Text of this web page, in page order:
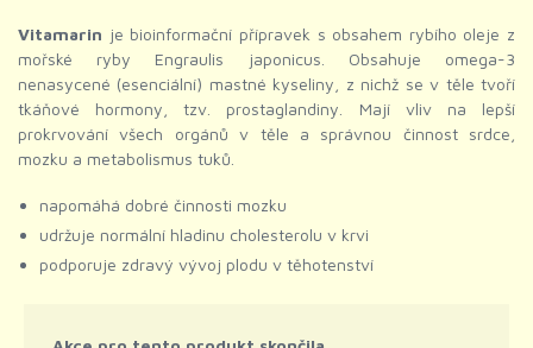
Vitamarin je bioinformační přípravek s obsahem rybího oleje z
mořské ryby Engraulis japonicus. Obsahuje omega-3
nenasycené (esenciální) mastné kyseliny, z nichž se v těle tvoří
tkáňové hormony, tzv. prostaglandiny. Mají vliv na lepší
prokrvování všech orgánů v těle a správnou činnost srdce,
mozku a metabolismus tuků.
napomáhá dobré činnosti mozku
udržuje normální hladinu cholesterolu v krvi
podporuje zdravý vývoj plodu v těhotenství